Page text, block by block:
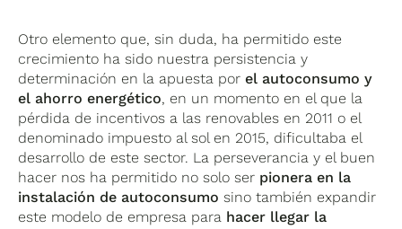
Otro elemento que, sin duda, ha permitido este
crecimiento ha sido nuestra persistencia y
determinación en la apuesta porel autoconsumo y
el ahorro energético, en un momento en el que la
pérdida de incentivos a las renovables en 2011 o el
denominado impuesto al sol en 2015, dificultaba el
desarrollo de este sector. La perseverancia y el buen
hacer nos ha permitido no solo ser pionera en la
instalación de autoconsumo sino también expandir
este modelo de empresa para hacer llegar la